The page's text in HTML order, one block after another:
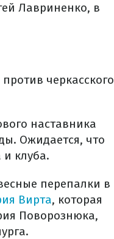
Лавриненко, в
черкасского
наставника
Ожидается, что
и клуба.
перепалки в
Вирта, которая
Поворознюка,